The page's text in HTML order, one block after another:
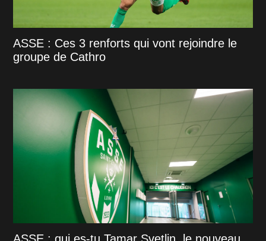
ASSE : Ces 3 renforts qui vont rejoindre le
groupe de Cathro